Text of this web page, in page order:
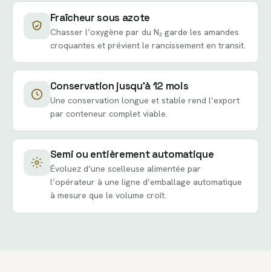
Fraîcheur sous azote
Chasser l’oxygène par du N₂ garde les amandes
croquantes et prévient le rancissement en transit.
Conservation jusqu’à 12 mois
Une conservation longue et stable rend l’export
par conteneur complet viable.
Semi ou entièrement automatique
Évoluez d’une scelleuse alimentée par
l’opérateur à une ligne d’emballage automatique
à mesure que le volume croît.